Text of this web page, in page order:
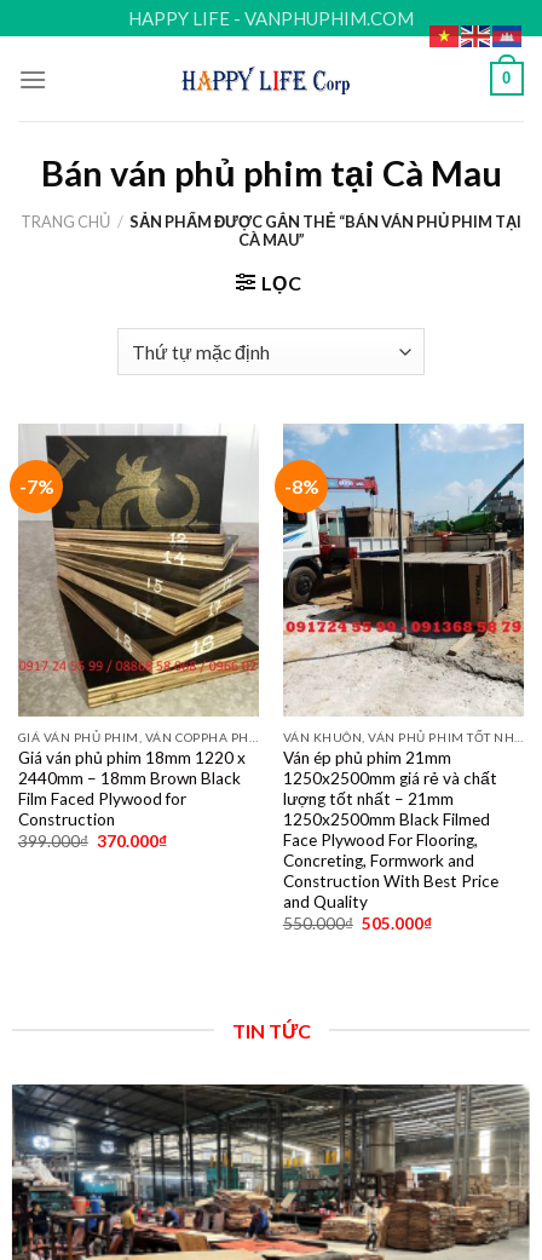
to
content
HAPPY LIFE - VANPHUPHIM.COM
0
Bán ván phủ phim tại Cà Mau
TRANG CHỦ / SẢN PHẨM ĐƯỢC GẮN THẺ “BÁN VÁN PHỦ PHIM TẠI
CÀ MAU”
LỌC
-7%
Giá ván phủ phim 18mm 1220 x
2440mm – 18mm Brown Black
Film Faced Plywood for
Construction
399.000₫ 370.000₫
-8%
Ván ép phủ phim 21mm
1250x2500mm giá rẻ và chất
lượng tốt nhất – 21mm
1250x2500mm Black Filmed
Face Plywood For Flooring,
Concreting, Formwork and
Construction With Best Price
and Quality
550.000₫ 505.000₫
TIN TỨC